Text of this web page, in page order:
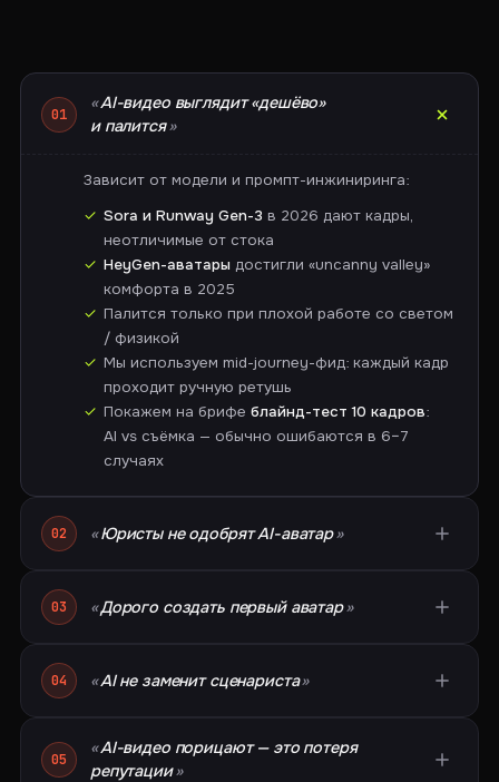
01
AI-видео выглядит «дешёво»
и палится
Зависит от модели и промпт-инжиниринга:
Sora и Runway Gen-3 в 2026 дают кадры,
неотличимые от стока
HeyGen-аватары достигли «uncanny valley»
комфорта в 2025
Палится только при плохой работе со светом
/ физикой
Мы используем mid-journey-фид: каждый кадр
проходит ручную ретушь
Покажем на брифе блайнд-тест 10 кадров:
AI vs съёмка — обычно ошибаются в 6–7
случаях
02 Юристы не одобрят AI-аватар
03 Дорого создать первый аватар
04 AI не заменит сценариста
05
AI-видео порицают — это потеря
репутации